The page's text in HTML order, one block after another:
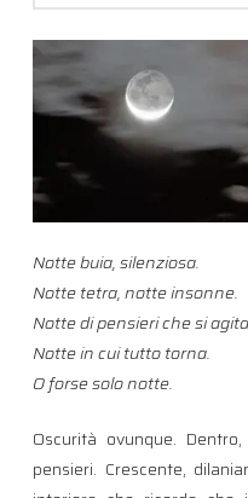
Notte buia, silenziosa.
Notte tetra, notte insonne.
Notte di pensieri che si
Notte in cui tutto torna.
O forse solo notte.
Oscurità ovunque.
pensieri. Crescente,